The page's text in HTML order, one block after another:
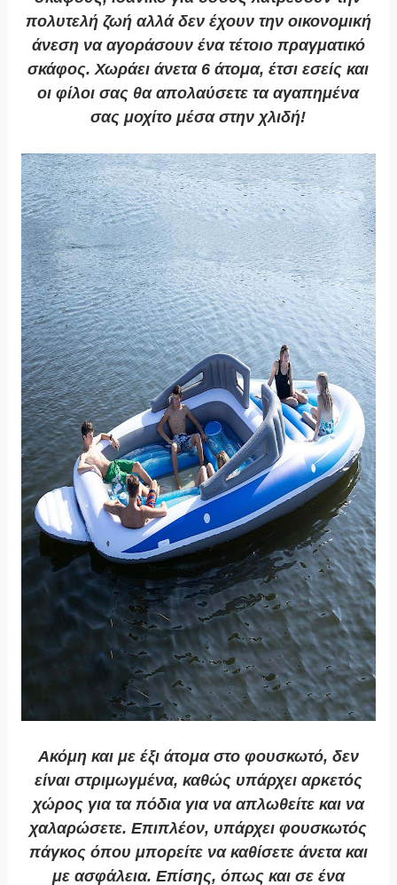
πολυτελή ζωή αλλά δεν έχουν την οικονομική
άνεση να αγοράσουν ένα τέτοιο πραγματικό
σκάφος. Χωράει άνετα 6 άτομα, έτσι εσείς και
οι φίλοι σας θα απολαύσετε τα αγαπημένα
σας μοχίτο μέσα στην χλιδή!
Ακόμη και με έξι άτομα στο φουσκωτό, δεν
είναι στριμωγμένα, καθώς υπάρχει αρκετός
χώρος για τα πόδια για να απλωθείτε και να
χαλαρώσετε. Επιπλέον, υπάρχει φουσκωτός
πάγκος όπου μπορείτε να καθίσετε άνετα και
με ασφάλεια. Επίσης, όπως και σε ένα